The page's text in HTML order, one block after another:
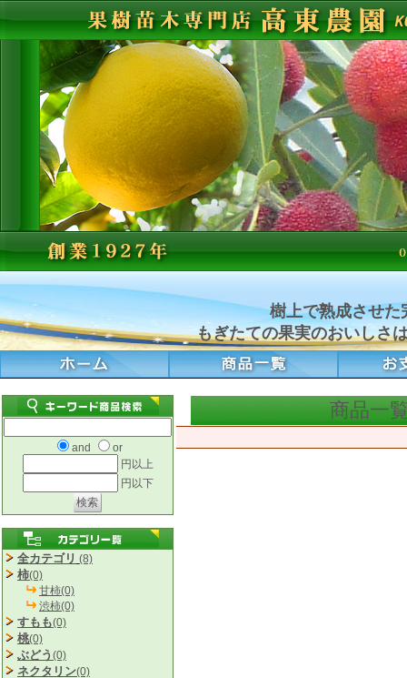
樹上で熟成させた
もぎたての果実のおいしさ
and
or
円以上
円以下
全カテゴリ (8)
柿(0)
甘柿(0)
渋柿(0)
すもも(0)
桃(0)
ぶどう (0)
ネクタリン(0)
商品一